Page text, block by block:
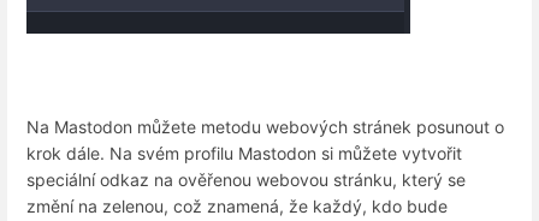
Na Mastodon můžete metodu webových stránek posunout o
krok dále. Na svém profilu Mastodon si můžete vytvořit
speciální odkaz na ověřenou webovou stránku, který se
změní na zelenou, což znamená, že každý, kdo bude